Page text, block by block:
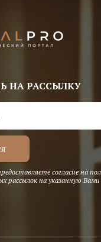
НА РАССЫЛКУ
согласие на
рассылок на указанную